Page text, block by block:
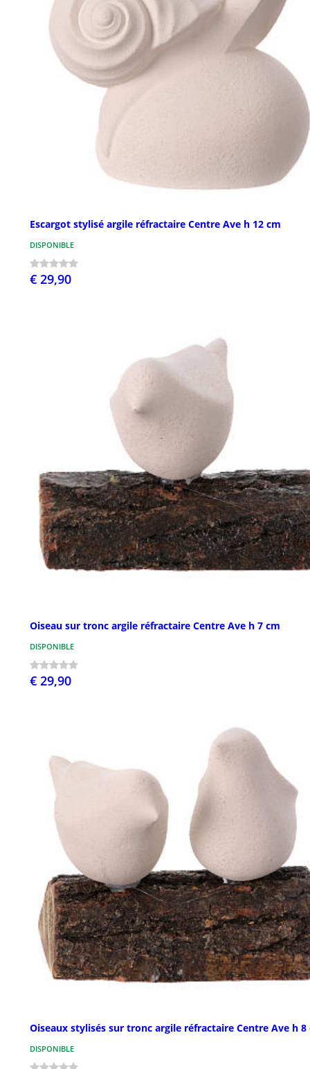
Escargot stylisé argile réfractaire Centre Ave h 12 cm
DISPONIBLE
€ 29,90
Oiseau sur tronc argile réfractaire Centre Ave h 7 cm
DISPONIBLE
€ 29,90
Oiseaux stylisés sur tronc argile réfractaire Centre Ave h 8
DISPONIBLE